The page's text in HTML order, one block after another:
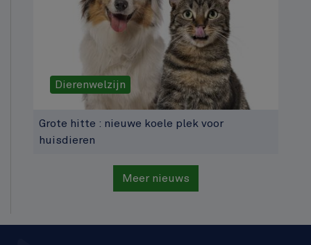
Dierenwelzijn
Grote hitte : nieuwe koele plek voor
huisdieren
Meer nieuws